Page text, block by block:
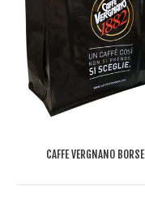
CAFFE VERGNANO BORSE